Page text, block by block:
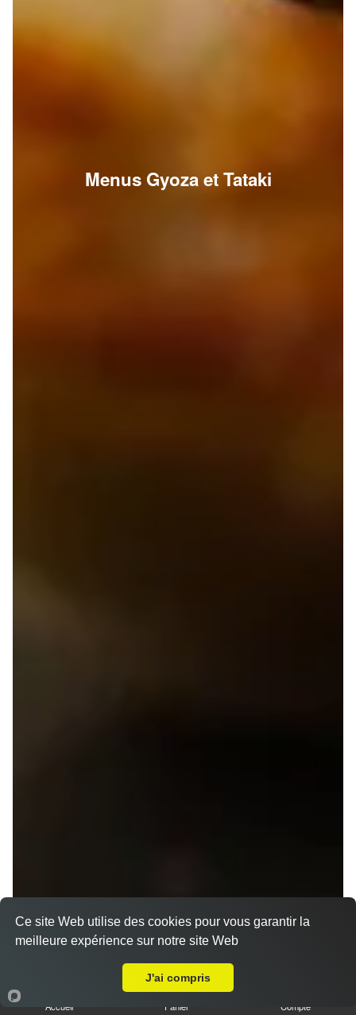
Menus Gyoza et Tataki
Accueil Panier Compte
Ce site Web utilise des cookies pour vous garantir la
meilleure expérience sur notre site Web
J'ai compris